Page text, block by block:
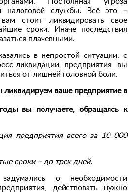
налоговой службы. Всё это –
стоит ликвидировать свое
сроки. Иначе последствия
плачевными.
в непростой ситуации, с
ликвидации предприятия вы
от лишней головной боли.
ваше предприятие в
вы получаете, обращаясь к
предприятия всего за 10 000
сроки – до трех дней.
о необходимости
действовать нужно